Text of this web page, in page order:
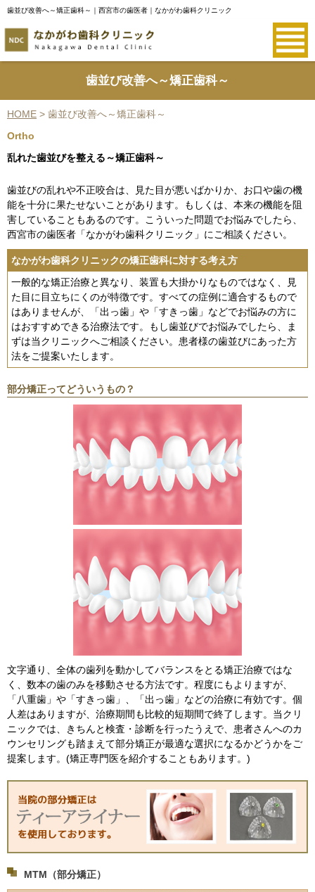
歯並び改善へ～矯正歯科～｜西宮市の歯医者｜なかがわ歯科クリニック
歯並び改善へ～矯正歯科～
HOME > 歯並び改善へ～矯正歯科～
Ortho
乱れた歯並びを整える～矯正歯科～
歯並びの乱れや不正咬合は、見た目が悪いばかりか、お口や歯の機
能を十分に果たせないことがあります。もしくは、本来の機能を阻
害していることもあるのです。こういった問題でお悩みでしたら、
西宮市の歯医者「なかがわ歯科クリニック」にご相談ください。
なかがわ歯科クリニックの矯正歯科に対する考え方
一般的な矯正治療と異なり、装置も大掛かりなものではなく、見
た目に目立ちにくのが特徴です。すべての症例に適合するもので
はありませんが、「出っ歯」や「すきっ歯」などでお悩みの方に
はおすすめできる治療法です。もし歯並びでお悩みでしたら、ま
ずは当クリニックへご相談ください。患者様の歯並びにあった方
法をご提案いたします。
部分矯正ってどういうもの？
文字通り、全体の歯列を動かしてバランスをとる矯正治療ではな
く、数本の歯のみを移動させる方法です。程度にもよりますが、
「八重歯」や「すきっ歯」、「出っ歯」などの治療に有効です。個
人差はありますが、治療期間も比較的短期間で終了します。当クリ
ニックでは、きちんと検査・診断を行ったうえで、患者さんへのカ
ウンセリングも踏まえて部分矯正が最適な選択になるかどうかをご
提案します。(矯正専門医を紹介することもあります。)
MTM（部分矯正）